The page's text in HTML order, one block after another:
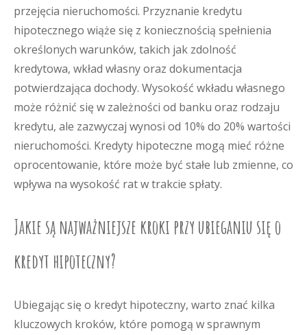
przejęcia nieruchomości. Przyznanie kredytu
hipotecznego wiąże się z koniecznością spełnienia
określonych warunków, takich jak zdolność
kredytowa, wkład własny oraz dokumentacja
potwierdzająca dochody. Wysokość wkładu własnego
może różnić się w zależności od banku oraz rodzaju
kredytu, ale zazwyczaj wynosi od 10% do 20% wartości
nieruchomości. Kredyty hipoteczne mogą mieć różne
oprocentowanie, które może być stałe lub zmienne, co
wpływa na wysokość rat w trakcie spłaty.
Jakie są najważniejsze kroki przy ubieganiu się o
kredyt hipoteczny?
Ubiegając się o kredyt hipoteczny, warto znać kilka
kluczowych kroków, które pomogą w sprawnym